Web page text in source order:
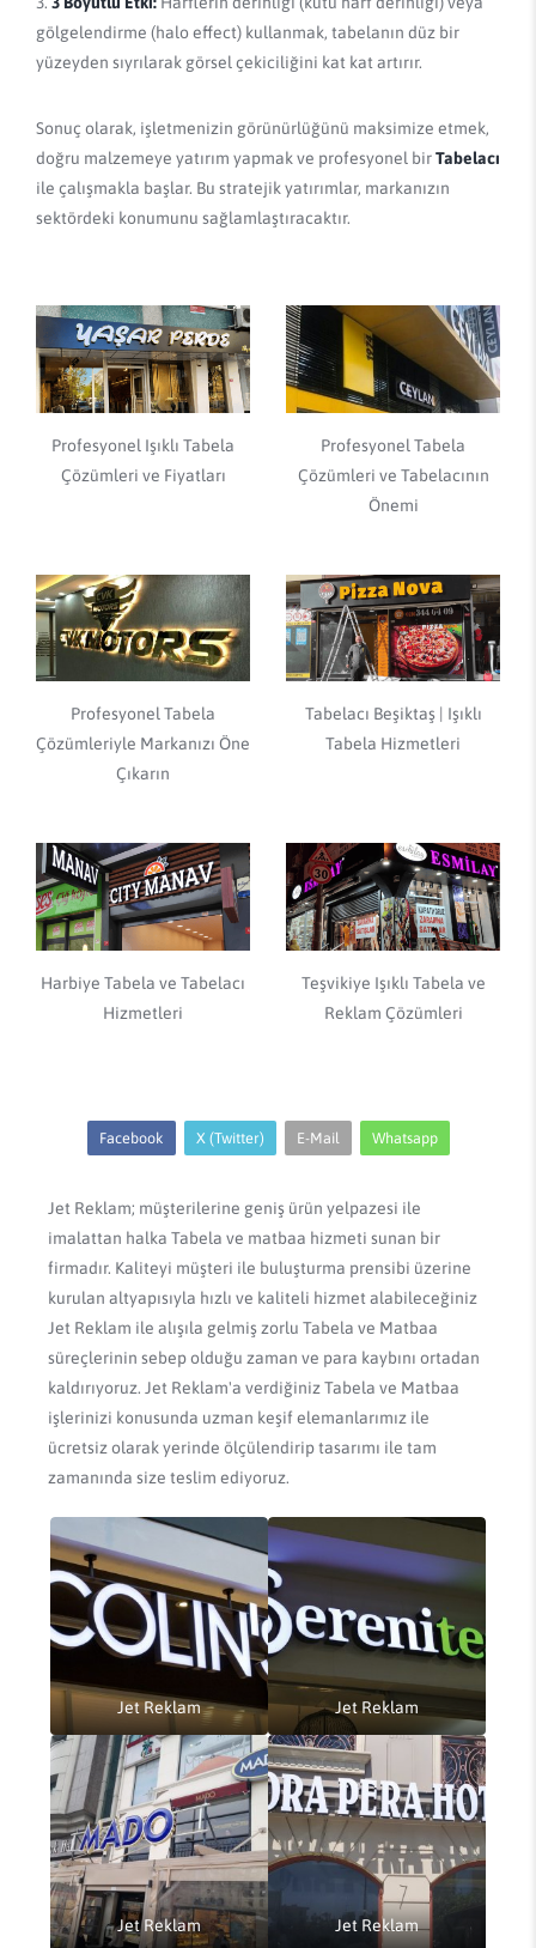
gölgelendirme (halo effect) kullanmak, tabelanın düz bir
yüzeyden sıyrılarak görsel çekiciliğini kat kat artırır.
Sonuç olarak, işletmenizin görünürlüğünü maksimize etmek,
doğru malzemeye yatırım yapmak ve profesyonel birTabelacı
ile çalışmakla başlar. Bu stratejik yatırımlar, markanızın
sektördeki konumunu sağlamlaştıracaktır.
Profesyonel Işıklı Tabela
Çözümleri ve Fiyatları
Profesyonel Tabela
Çözümleri ve Tabelacının
Önemi
Profesyonel Tabela
Çözümleriyle Markanızı Öne
Çıkarın
Tabelacı Beşiktaş | Işıklı
Tabela Hizmetleri
Harbiye Tabela ve Tabelacı
Hizmetleri
Teşvikiye Işıklı Tabela ve
Reklam Çözümleri
Facebook X (Twitter) E-Mail Whatsapp
Jet Reklam; müşterilerine geniş ürün yelpazesi ile
imalattan halka Tabela ve matbaa hizmeti sunan bir
firmadır. Kaliteyi müşteri ile buluşturma prensibi üzerine
kurulan altyapısıyla hızlı ve kaliteli hizmet alabileceğiniz
Jet Reklam ile alışıla gelmiş zorlu Tabela ve Matbaa
süreçlerinin sebep olduğu zaman ve para kaybını ortadan
kaldırıyoruz. Jet Reklam'a verdiğiniz Tabela ve Matbaa
işlerinizi konusunda uzman keşif elemanlarımız ile
ücretsiz olarak yerinde ölçülendirip tasarımı ile tam
zamanında size teslim ediyoruz.
Jet Reklam Jet Reklam
Jet Reklam Jet Reklam